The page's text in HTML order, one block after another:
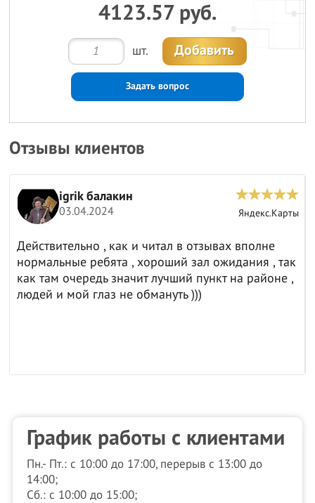
4123.57 руб.
шт. Добавить
Задать вопрос
Отзывы клиентов
igrik балакин
03.04.2024 Яндекс.Карты
Действительно , как и читал в отзывах вполне
нормальные ребята , хороший зал ожидания , так
как там очередь значит лучший пункт на районе ,
людей и мой глаз не обмануть )))
График работы с клиентами
Пн.- Пт.: с 10:00 до 17:00, перерыв с 13:00 до
14:00;
Сб.: с 10:00 до 15:00;